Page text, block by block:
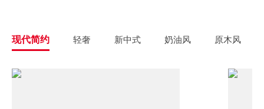
现代简约 轻奢 新中式 奶油风 原木风